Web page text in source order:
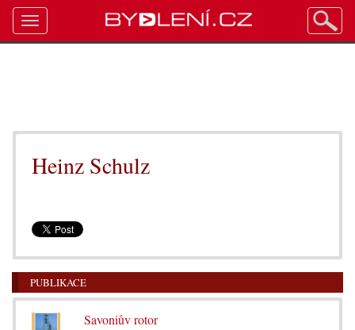
Heinz Schulz
PUBLIKACE
Savoniův rotor
Toggle
navigation